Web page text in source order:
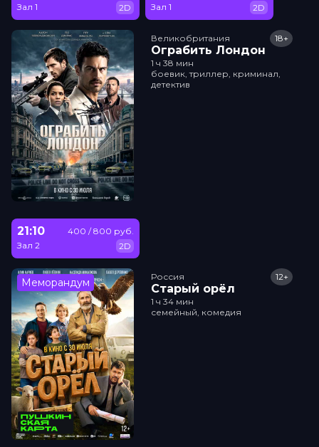
Зал 1
2D
Зал 1
2D
Великобритания
Ограбить Лондон
18+
1 ч 38 мин
боевик, триллер, криминал,
детектив
21:10
Зал 2
400 / 800 руб.
2D
Меморандум Россия
Старый орёл
12+
1 ч 34 мин
семейный, комедия